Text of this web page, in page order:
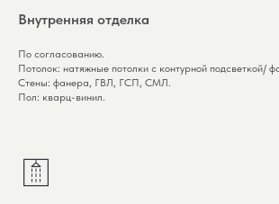
Внутренняя отделка
По cогласованию.
Потолок: натяжные потолки с контурной подсветкой/
Стены: фанера, ГВЛ, ГСП, СМЛ.
Пол: кварц-винил.